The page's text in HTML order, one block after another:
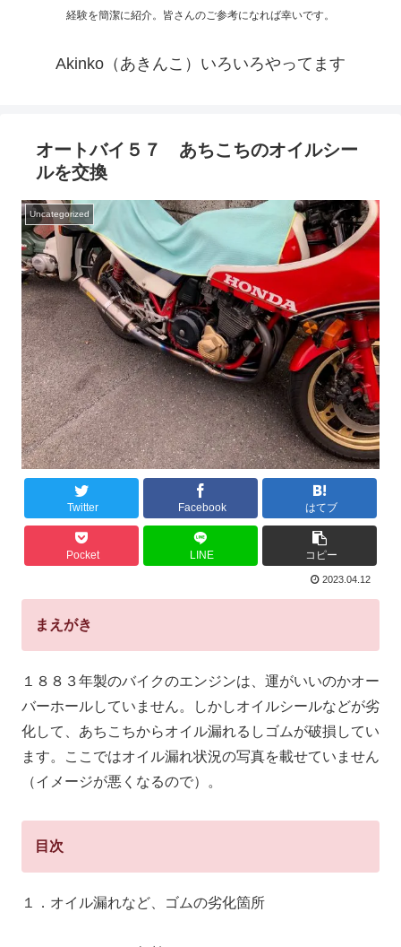
経験を簡潔に紹介。皆さんのご参考になれば幸いです。
Akinko（あきんこ）いろいろやってます
オートバイ５７ あちこちのオイルシー
ルを交換
Uncategorized
Twitter Facebook はてブ
Pocket LINE コピー
2023.04.12
まえがき
１８８３年製のバイクのエンジンは、運がいいのかオー
バーホールしていません。しかしオイルシールなどが劣
化して、あちこちからオイル漏れるしゴムが破損してい
ます。ここではオイル漏れ状況の写真を載せていません
（イメージが悪くなるので）。
目次
１．オイル漏れなど、ゴムの劣化箇所